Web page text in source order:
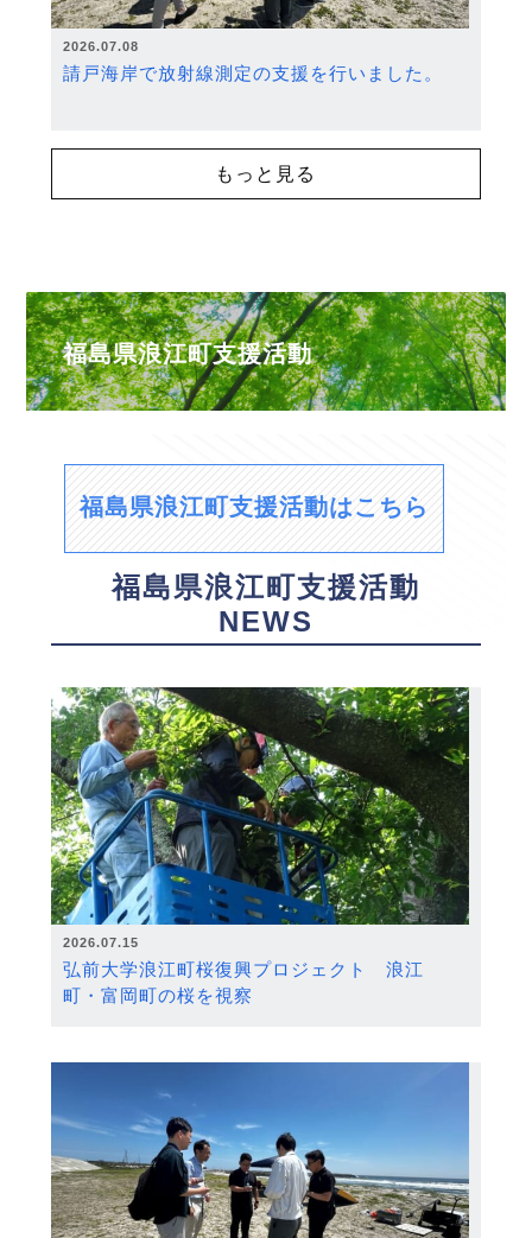
2026.07.08
請戸海岸で放射線測定の支援を行いました。
もっと見る
福島県浪江町支援活動
福島県浪江町支援活動はこちら
福島県浪江町支援活動
NEWS
2026.07.15
弘前大学浪江町桜復興プロジェクト 浪江
町・富岡町の桜を視察